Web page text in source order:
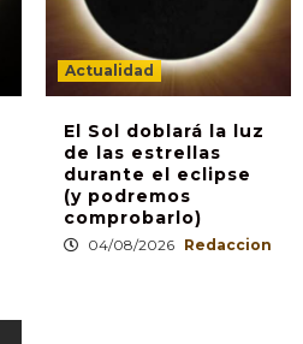
Actualidad
El Sol doblará la luz
de las estrellas
durante el eclipse
(y podremos
comprobarlo)
04/08/2026 Redaccion